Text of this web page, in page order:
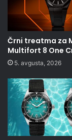
Črni treatma za
Multifort 8 One
5. avgusta, 2026